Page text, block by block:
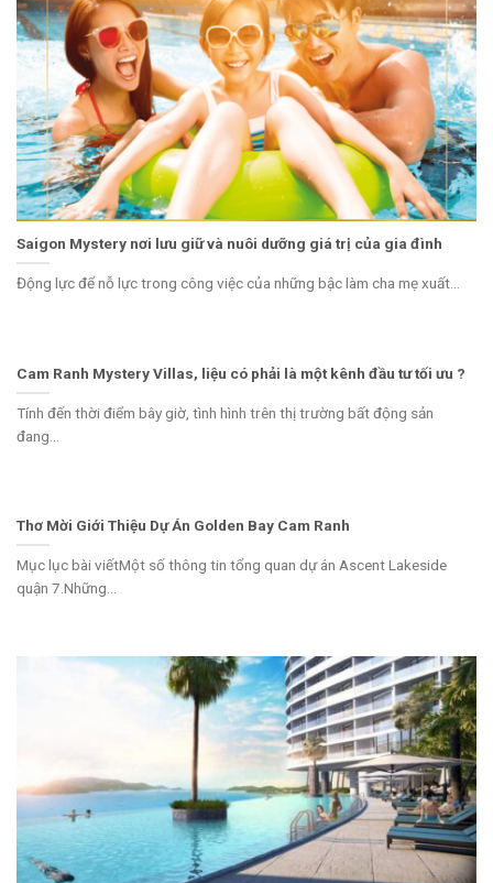
Saigon Mystery nơi lưu giữ và nuôi dưỡng giá trị của gia đình
Động lực để nỗ lực trong công việc của những bậc làm cha mẹ xuất...
Cam Ranh Mystery Villas, liệu có phải là một kênh đầu tư tối ưu ?
Tính đến thời điểm bây giờ, tình hình trên thị trường bất động sản
đang...
Thơ Mời Giới Thiệu Dự Án Golden Bay Cam Ranh
Mục lục bài viếtMột số thông tin tổng quan dự án Ascent Lakeside
quận 7.Những...